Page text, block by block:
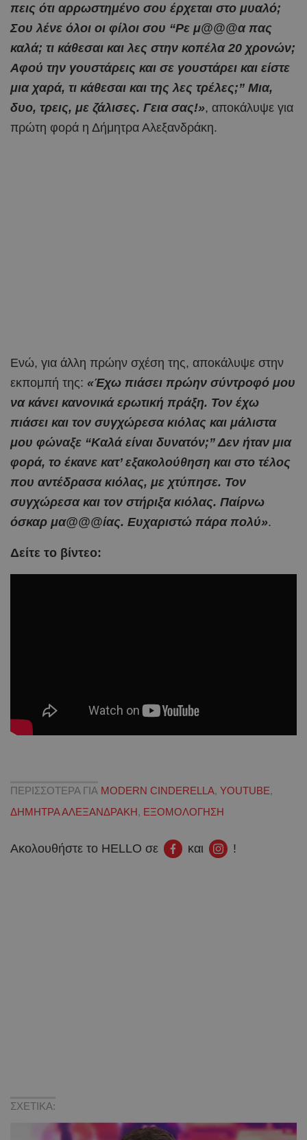
πεις ότι αρρωστημένο σου έρχεται στο μυαλό;
Σου λένε όλοι οι φίλοι σου “Ρε μ@@@α πας
καλά; τι κάθεσαι και λες στην κοπέλα 20 χρονών;
Αφού την γουστάρεις και σε γουστάρει και είστε
μια χαρά, τι κάθεσαι και της λες τρέλες;” Μια,
δυο, τρεις, με ζάλισες. Γεια σας!», αποκάλυψε για
πρώτη φορά η Δήμητρα Αλεξανδράκη.
Ενώ, για άλλη πρώην σχέση της, αποκάλυψε στην
εκπομπή της: «Έχω πιάσει πρώην σύντροφό μου
να κάνει κανονικά ερωτική πράξη. Τον έχω
πιάσει και τον συγχώρεσα κιόλας και μάλιστα
μου φώναξε “Καλά είναι δυνατόν;” Δεν ήταν μια
φορά, το έκανε κατ’ εξακολούθηση και στο τέλος
που αντέδρασα κιόλας, με χτύπησε. Τον
συγχώρεσα και τον στήριξα κιόλας. Παίρνω
όσκαρ μα@@@ίας. Ευχαριστώ πάρα πολύ».
Δείτε το βίντεο:
ΠΕΡΙΣΣΟΤΕΡΑ ΓΙΑ MODERN CINDERELLA, YOUTUBE,
ΔΗΜΗΤΡΑ ΑΛΕΞΑΝΔΡΑΚΗ, ΕΞΟΜΟΛΟΓΗΣΗ
Ακολουθήστε το HELLO σε και !
ΣΧΕΤΙΚΑ: